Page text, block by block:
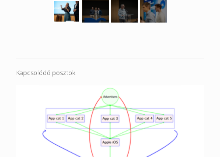
Kapcsolódó posztok